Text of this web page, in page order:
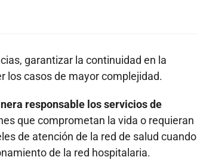
garantizar la continuidad en la
los casos de mayor complejidad.
responsable los servicios de
que comprometan la vida o requieran
de atención de la red de salud cuando
de la red hospitalaria.